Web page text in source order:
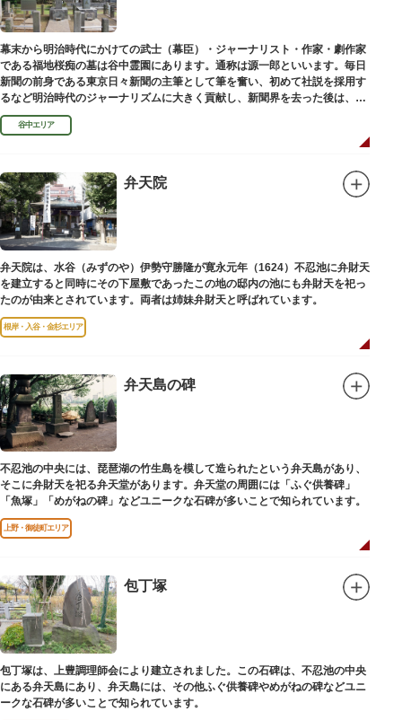
幕末から明治時代にかけての武士（幕臣）・ジャーナリスト・作家・劇作家
である福地桜痴の墓は谷中霊園にあります。通称は源一郎といいます。毎日
新聞の前身である東京日々新聞の主筆として筆を奮い、初めて社説を採用す
るなど明治時代のジャーナリズムに大きく貢献し、新聞界を去った後は、文
学者として活躍しました。
谷中エリア
弁天院
弁天院は、水谷（みずのや）伊勢守勝隆が寛永元年（1624）不忍池に弁財天
を建立すると同時にその下屋敷であったこの地の邸内の池にも弁財天を祀っ
たのが由来とされています。両者は姉妹弁財天と呼ばれています。
根岸・入谷・金杉エリア
弁天島の碑
不忍池の中央には、琵琶湖の竹生島を模して造られたという弁天島があり、
そこに弁財天を祀る弁天堂があります。弁天堂の周囲には「ふぐ供養碑」
「魚塚」「めがねの碑」などユニークな石碑が多いことで知られています。
上野・御徒町エリア
包丁塚
包丁塚は、上豊調理師会により建立されました。この石碑は、不忍池の中央
にある弁天島にあり、弁天島には、その他ふぐ供養碑やめがねの碑などユニ
ークな石碑が多いことで知られています。